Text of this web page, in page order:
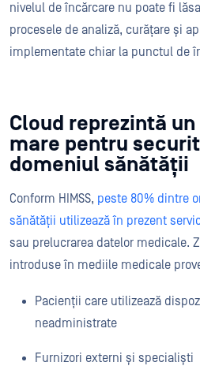
nivelul de încărcare nu poate fi
procesele de analiză, curățare și
implementate chiar la punctul de
Cloud reprezintă
mare pentru
domeniul sănătății
Conform HIMSS, peste 80% dintre
sănătății utilizează în prezent
sau prelucrarea datelor medicale.
introduse în mediile medicale
Pacienții care utilizează
neadministrate
Furnizori externi și specialiști